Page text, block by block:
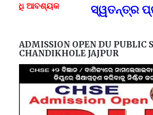
ସ୍ୱତନ୍ତ୍ର
ADMISSION OPEN DU PUBLIC
CHANDIKHOLE JAJPUR